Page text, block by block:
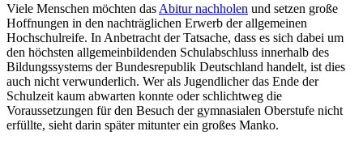
Viele Menschen möchten das Abitur nachholen und setzen große
Hoffnungen in den nachträglichen Erwerb der allgemeinen
Hochschulreife. In Anbetracht der Tatsache, dass es sich dabei um
den höchsten allgemeinbildenden Schulabschluss innerhalb des
Bildungssystems der Bundesrepublik Deutschland handelt, ist dies
auch nicht verwunderlich. Wer als Jugendlicher das Ende der
Schulzeit kaum abwarten konnte oder schlichtweg die
Voraussetzungen für den Besuch der gymnasialen Oberstufe nicht
erfüllte, sieht darin später mitunter ein großes Manko.